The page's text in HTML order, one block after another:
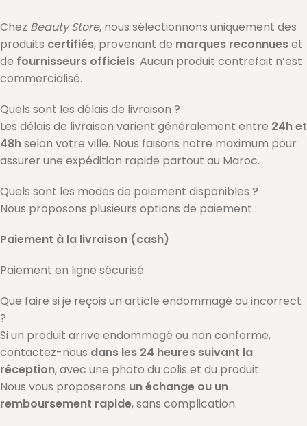
Chez Beauty Store, nous sélectionnons uniquement des
produits certifiés, provenant de marques reconnueset
de fournisseurs officiels. Aucun produit contrefait n’est
commercialisé.
Quels sont les délais de livraison ?
Les délais de livraison varient généralement entre 24h et
48hselon votre ville. Nous faisons notre maximum pour
assurer une expédition rapide partout au Maroc.
Quels sont les modes de paiement disponibles ?
Nous proposons plusieurs options de paiement :
Paiement à la livraison (cash)
Paiement en ligne sécurisé
Que faire si je reçois un article endommagé ou incorrect
?
Si un produit arrive endommagé ou non conforme,
contactez-nous dans les 24 heures suivant la
réception, avec une photo du colis et du produit.
Nous vous proposerons un échange ou un
remboursement rapide, sans complication.